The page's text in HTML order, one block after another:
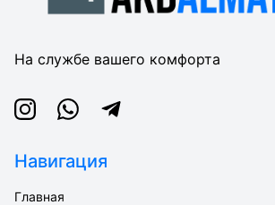
На службе вашего комфорта
InstagramWhatsappTelegram
Навигация
Главная